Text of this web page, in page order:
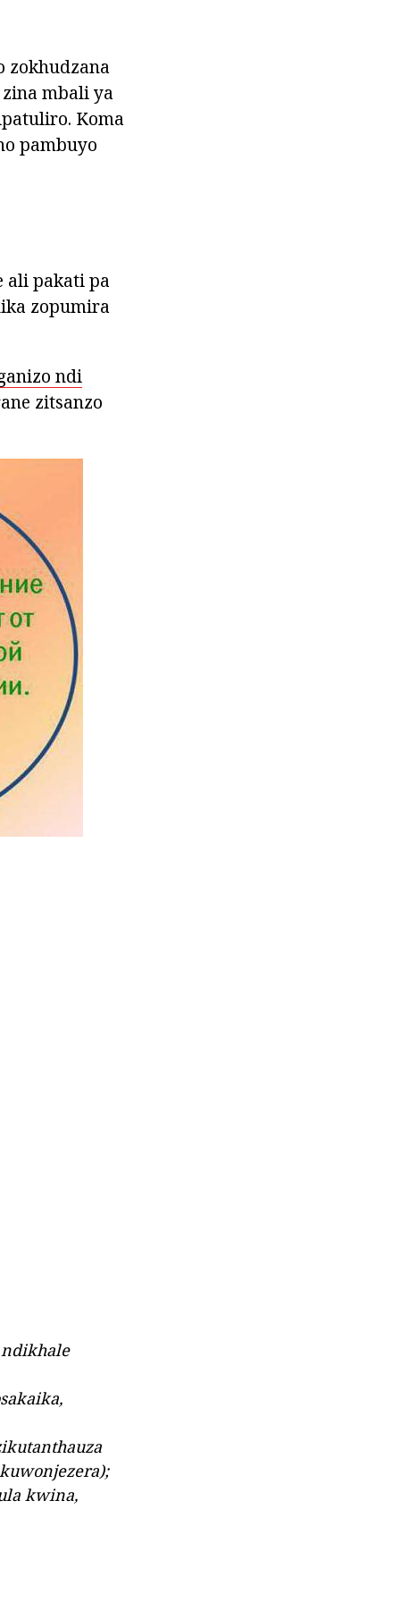
zokhudzana
mbali ya
Koma
pambuyo
ali pakati pa
zopumira
ndi
zitsanzo
kwina,